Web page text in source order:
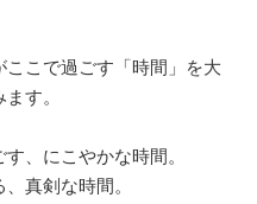
こで過ごす「時間」を大
す。
、にこやかな時間。
真剣な時間。